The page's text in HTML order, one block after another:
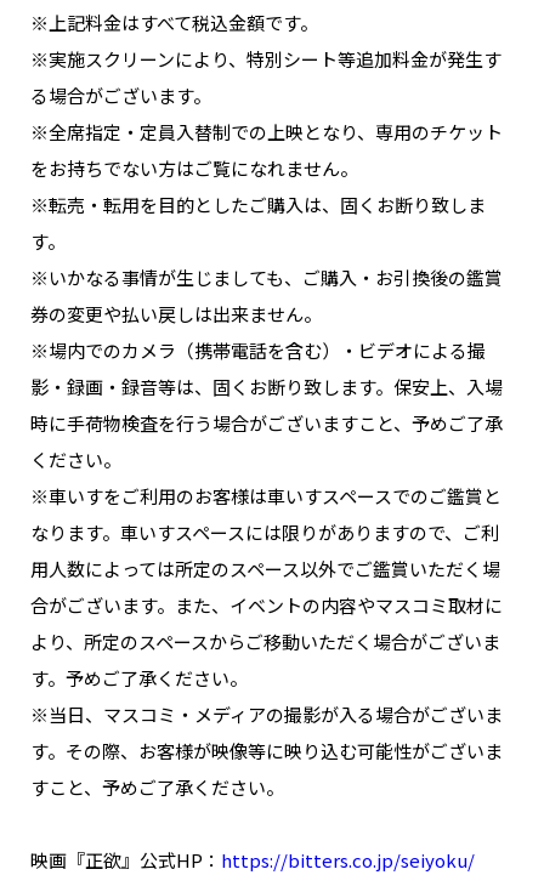
※上記料金はすべて税込金額です。
※実施スクリーンにより、特別シート等追加料金が発生す
る場合がございます。
※全席指定・定員入替制での上映となり、専用のチケット
をお持ちでない方はご覧になれません。
※転売・転用を目的としたご購入は、固くお断り致しま
す。
※いかなる事情が生じましても、ご購入・お引換後の鑑賞
券の変更や払い戻しは出来ません。
※場内でのカメラ（携帯電話を含む）・ビデオによる撮
影・録画・録音等は、固くお断り致します。保安上、入場
時に手荷物検査を行う場合がございますこと、予めご了承
ください。
※車いすをご利用のお客様は車いすスペースでのご鑑賞と
なります。車いすスペースには限りがありますので、ご利
用人数によっては所定のスペース以外でご鑑賞いただく場
合がございます。また、イベントの内容やマスコミ取材に
より、所定のスペースからご移動いただく場合がございま
す。予めご了承ください。
※当日、マスコミ・メディアの撮影が入る場合がございま
す。その際、お客様が映像等に映り込む可能性がございま
すこと、予めご了承ください。
映画『正欲』公式HP： https://bitters.co.jp/seiyoku/